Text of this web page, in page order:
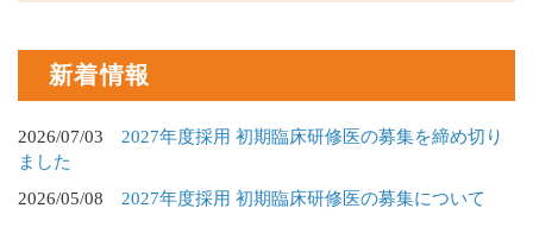
新着情報
2026/07/03 2027年度採用 初期臨床研修医の募集を締め切り
ました
2026/05/08 2027年度採用 初期臨床研修医の募集について